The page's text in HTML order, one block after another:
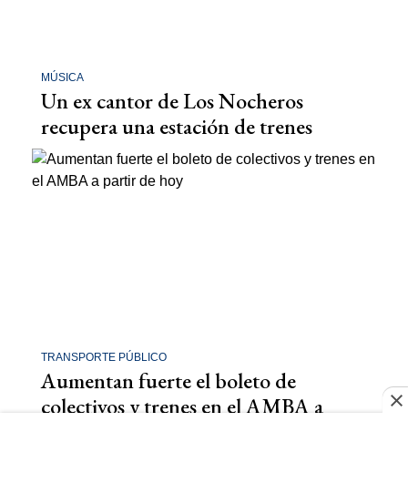
MÚSICA
Un ex cantor de Los Nocheros
recupera una estación de trenes
TRANSPORTE PÚBLICO
Aumentan fuerte el boleto de
colectivos y trenes en el AMBA a